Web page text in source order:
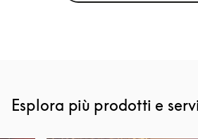
Esplora più prodotti e